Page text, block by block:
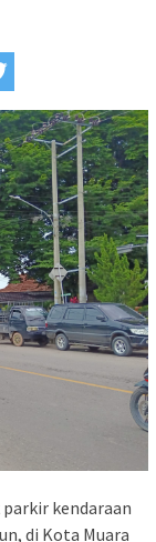
kendaraan
di Kota Muara